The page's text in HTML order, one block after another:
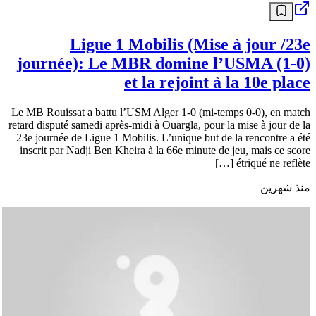
Ligue 1 Mobilis (Mise à jour /23e
journée): Le MBR domine l’USMA (1-0)
et la rejoint à la 10e place
Le MB Rouissat a battu l’USM Alger 1-0 (mi-temps 0-0), en match
retard disputé samedi après-midi à Ouargla, pour la mise à jour de la
23e journée de Ligue 1 Mobilis. L’unique but de la rencontre a été
inscrit par Nadji Ben Kheira à la 66e minute de jeu, mais ce score
étriqué ne reflète […]
منذ شهرين